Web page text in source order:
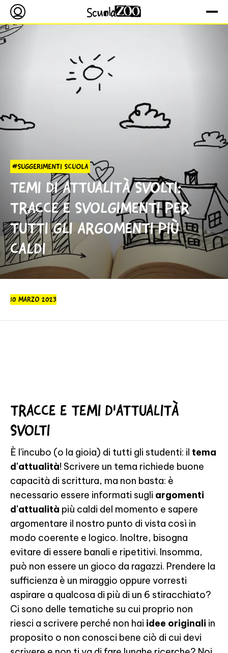
#SUGGERIMENTI SCUOLA
TEMI DI ATTUALITÀ SVOLTI:
TRACCE E SVOLGIMENTI PER
TUTTI GLI ARGOMENTI PIÙ
CALDI
10 MARZO 2023
TRACCE E TEMI D'ATTUALITÀ
SVOLTI
È l'incubo (o la gioia) di tutti gli studenti: il tema
d'attualità! Scrivere un tema richiede buone
capacità di scrittura, ma non basta: è
necessario essere informati sugli argomenti
d'attualità più caldi del momento e sapere
argomentare il nostro punto di vista così in
modo coerente e logico. Inoltre, bisogna
evitare di essere banali e ripetitivi. Insomma,
può non essere un gioco da ragazzi. Prendere la
sufficienza è un miraggio oppure vorresti
aspirare a qualcosa di più di un 6 stiracchiato?
Ci sono delle tematiche su cui proprio non
riesci a scrivere perché non hai idee originali in
proposito o non conosci bene ciò di cui devi